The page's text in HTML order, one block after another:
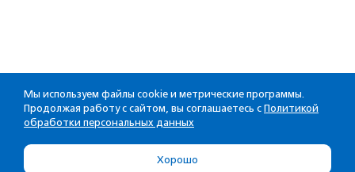
Мы используем файлы cookie и метрические программы.
Продолжая работу с сайтом, вы соглашаетесь с Политикой
обработки персональных данных
Хорошо